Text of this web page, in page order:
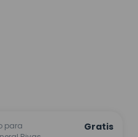
para
Gratis